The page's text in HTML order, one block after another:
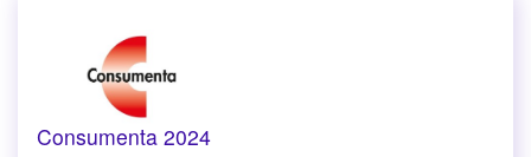
Consumenta 2024